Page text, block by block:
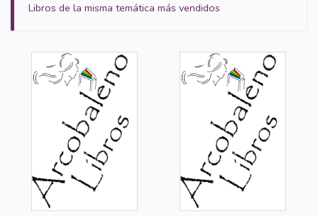
Libros de la misma temática más vendidos